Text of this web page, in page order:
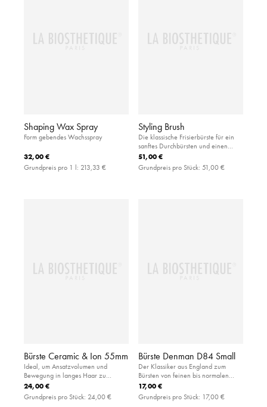
Shaping Wax Spray
Form gebendes Wachsspray
32,00 €
Grundpreis pro 1 l: 213,33 €
Styling Brush
Die klassische Frisierbürste für ein
sanftes Durchbürsten und einen
gepflegten Look: Die Natur- und
Nylonborsten bringen
wunderschönen Glanz und
51,00 €
Grundpreis pro Stück: 51,00 €
Bürste Ceramic & Ion 55mm
Ideal, um Ansatzvolumen und
Bewegung in langes Haar zu
bringen: handliche Rundbürste aus
Keramik für eine kürzere
Trocknungszeit
24,00 €
Grundpreis pro Stück: 24,00 €
Bürste Denman D84 Small
Der Klassiker aus England zum
Bürsten von feinen bis normalen
Haaren: kleine Paddlebürste mit
luftgefedertem Gummikissen aus
Kautschuk
17,00 €
Grundpreis pro Stück: 17,00 €